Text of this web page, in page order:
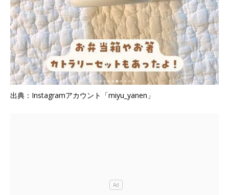
出典：Instagramアカウント「miyu_yanen」